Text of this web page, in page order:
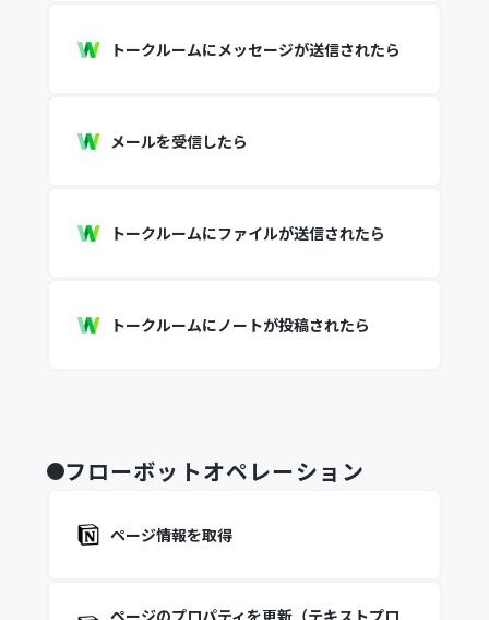
トークルームにメッセージが送信されたら
メールを受信したら
トークルームにファイルが送信されたら
トークルームにノートが投稿されたら
フローボットオペレーション
ページ情報を取得
ページのプロパティを更新（テキストプロ